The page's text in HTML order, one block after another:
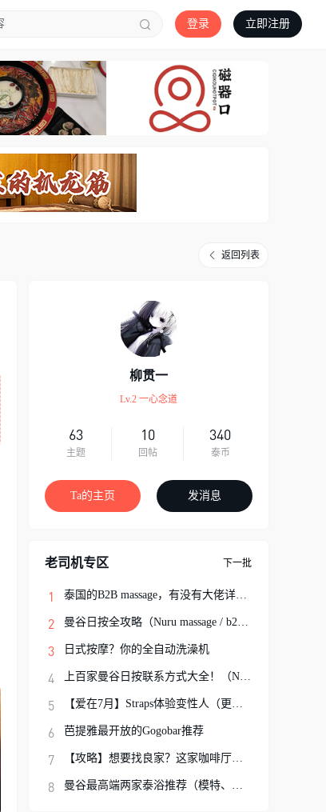
登录 立即注册
返回列表
柳贯一
Lv.2 一心念道
63
主题
10
回帖
340
泰币
Ta的主页 发消息
老司机专区 下一批
泰国的B2B massage，有没有大佬详细解说一
曼谷日按全攻略（Nuru massage / b2b按摩避
日式按摩？你的全自动洗澡机
上百家曼谷日按联系方式大全！（Nuru Massa
【爱在7月】Straps体验变性人（更新完结）
芭提雅最开放的Gogobar推荐
【攻略】想要找良家？这家咖啡厅你可以试试
曼谷最高端两家泰浴推荐（模特、网红、明星